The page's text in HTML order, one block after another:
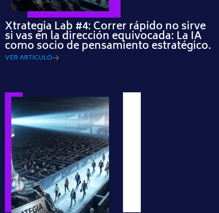
Xtrategia Lab #4: Correr rápido no sirve
si vas en la dirección equivocada: La IA
como socio de pensamiento estratégico.
VER ARTICULO